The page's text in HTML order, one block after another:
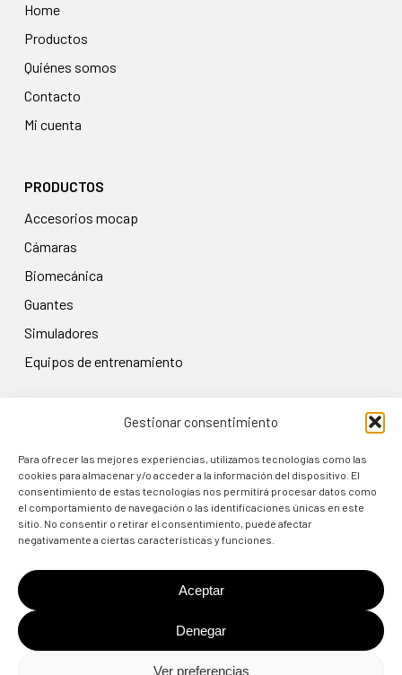
Gestionar consentimiento
Para ofrecer las mejores experiencias, utilizamos tecnologías como las
cookies para almacenar y/o acceder a la información del dispositivo. El
consentimiento de estas tecnologías nos permitirá procesar datos como
el comportamiento de navegación o las identificaciones únicas en este
sitio. No consentir o retirar el consentimiento, puede afectar
negativamente a ciertas características y funciones.
Aceptar
Denegar
Ver preferencias
Home
Productos
Quiénes somos
Contacto
Mi cuenta
PRODUCTOS
accesorios mocap
cámaras
biomecánica
guantes
simuladores
equipos de entrenamiento
Aviso legal
Política de privacidad
Condiciones de uso
Política de cookies
Política de devolución
© 2024 TARGET3D MOCAP SHOP